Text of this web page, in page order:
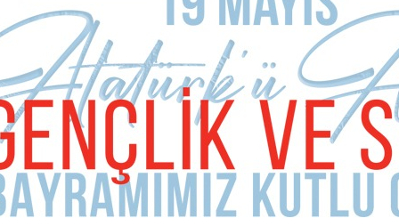
MAKALE YORUMLARI
Sizde Yorum Ekleyin
İsim Soyad
E-mail Adresiniz (zorunlu değil)